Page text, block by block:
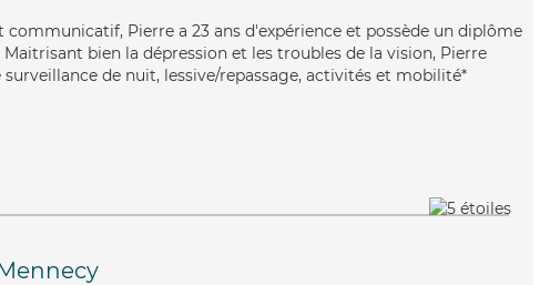
communicatif, Pierre a 23 ans d'expérience et possède un diplôme
bien la dépression et les troubles de la vision, Pierre
surveillance de nuit, lessive/repassage, activités et mobilité*